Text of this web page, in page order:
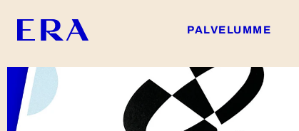
PALVELUMME